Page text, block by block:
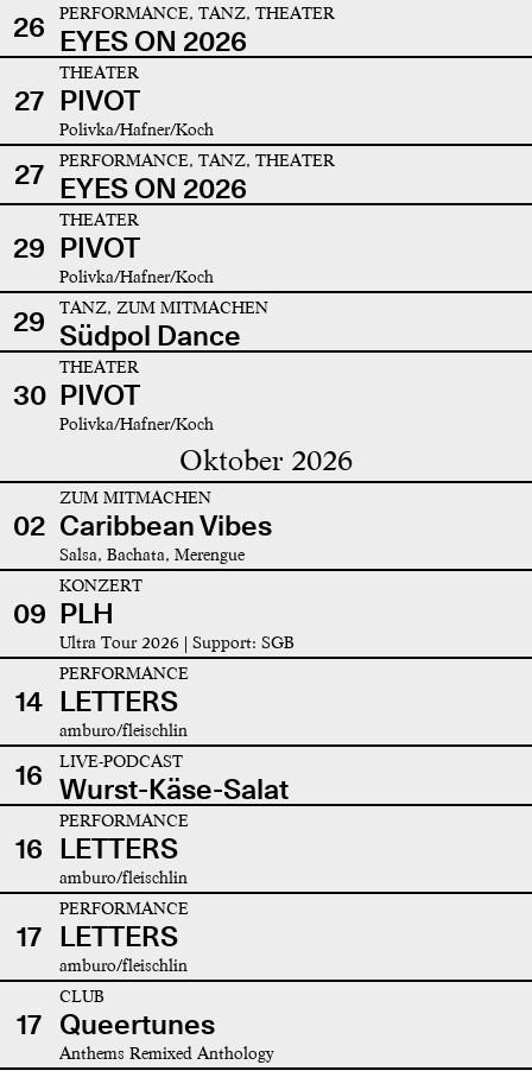
26
PERFORMANCE, TANZ, THEATER
EYES ON 2026
27
THEATER
PIVOT
Polivka/Hafner/Koch
27 PERFORMANCE, TANZ, THEATER
EYES ON 2026
29
THEATER
PIVOT
Polivka/Hafner/Koch
29 TANZ, ZUM MITMACHEN
Südpol Dance
30
THEATER
PIVOT
Polivka/Hafner/Koch
Oktober 2026
02
ZUM MITMACHEN
Caribbean Vibes
Salsa, Bachata, Merengue
09
KONZERT
PLH
Ultra Tour 2026 | Support: SGB
14
PERFORMANCE
LETTERS
amburo/fleischlin
16 LIVE-PODCAST
Wurst-Käse-Salat
16
PERFORMANCE
LETTERS
amburo/fleischlin
17
PERFORMANCE
LETTERS
amburo/fleischlin
17
CLUB
Queertunes
Anthems Remixed Anthology